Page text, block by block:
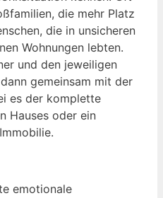
die mehr Platz
die in unsicheren
Wohnungen lebten.
und den jeweiligen
gemeinsam mit der
es der komplette
Hauses oder ein
emotionale